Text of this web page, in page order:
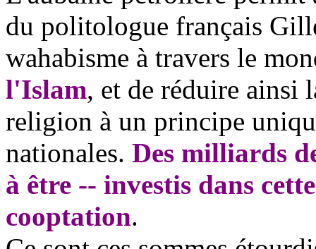
du politologue français
wahabisme à travers le
l'Islam, et de réduire ainsi
religion à un principe
nationales. Des milliards
à être -- investis dans
cooptation.